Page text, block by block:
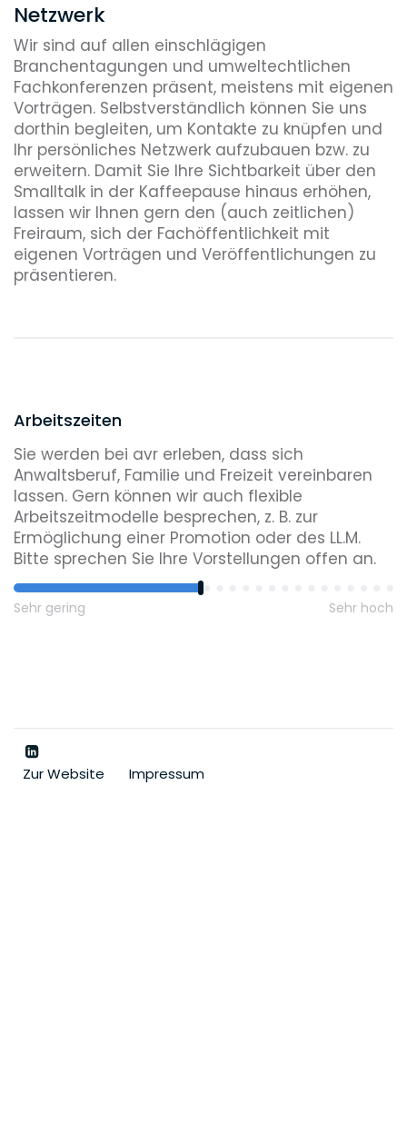
unserer Of Counsel. Als ehemalige Bundes- und
Oberverwaltungsrichter oder politische
Entscheidungsträger unterstützen sie gerade
unsere jungen Kollegen in komplexen
Genehmigungsverfahren und anderen schwierigen
Beratungssituationen.
Wir können uns auf unsere Mitarbeiterinnen in den
Sekretariaten verlassen. Sie haben erheblichen
Anteil am Erfolg unserer Kanzlei.
Netzwerk
Wir sind auf allen einschlägigen
Branchentagungen und umweltechtlichen
Fachkonferenzen präsent, meistens mit eigenen
Vorträgen. Selbstverständlich können Sie uns
dorthin begleiten, um Kontakte zu knüpfen und
Ihr persönliches Netzwerk aufzubauen bzw. zu
erweitern. Damit Sie Ihre Sichtbarkeit über den
Smalltalk in der Kaffeepause hinaus erhöhen,
lassen wir Ihnen gern den (auch zeitlichen)
Freiraum, sich der Fachöffentlichkeit mit
eigenen Vorträgen und Veröffentlichungen zu
präsentieren.
Arbeitszeiten
Sie werden bei avr erleben, dass sich
Anwaltsberuf, Familie und Freizeit vereinbaren
lassen. Gern können wir auch flexible
Arbeitszeitmodelle besprechen, z. B. zur
Ermöglichung einer Promotion oder des LL.M.
Bitte sprechen Sie Ihre Vorstellungen offen an.
Sehr gering Sehr hoch
Zur Website Impressum